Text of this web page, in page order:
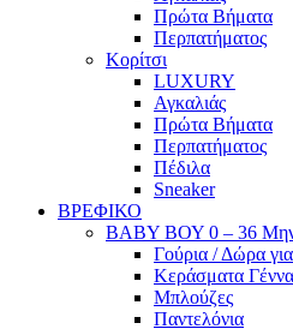
Πρώτα Βήματα
Περπατήματος
Κορίτσι
LUXURY
Αγκαλιάς
Πρώτα Βήματα
Περπατήματος
Πέδιλα
Sneaker
ΒΡΕΦΙΚΟ
ΒΑΒΥ ΒΟΥ 0 – 36
Γούρια / Δώρα
Κεράσματα
Μπλούζες
Παντελόνια